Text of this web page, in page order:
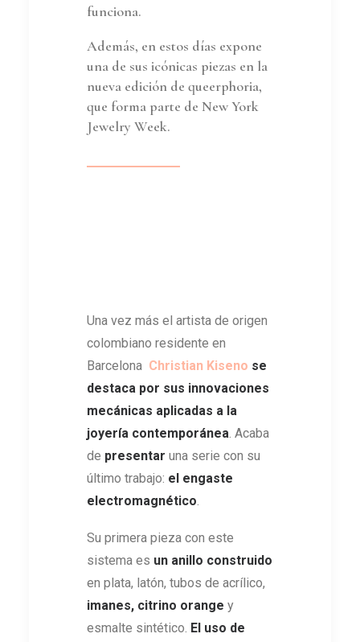
funciona.
Además, en estos días expone
una de sus icónicas piezas en la
nueva edición de queerphoria,
que forma parte de New York
Jewelry Week.
Una vez más el artista de origen
colombiano residente en
Barcelona Christian Kiseno se
destaca por sus innovaciones
mecánicas aplicadas a la
joyería contemporánea. Acaba
de presentar una serie con su
último trabajo: el engaste
electromagnético.
Su primera pieza con este
sistema es un anillo construido
en plata, latón, tubos de acrílico,
imanes, citrino orange y
esmalte sintético. El uso de